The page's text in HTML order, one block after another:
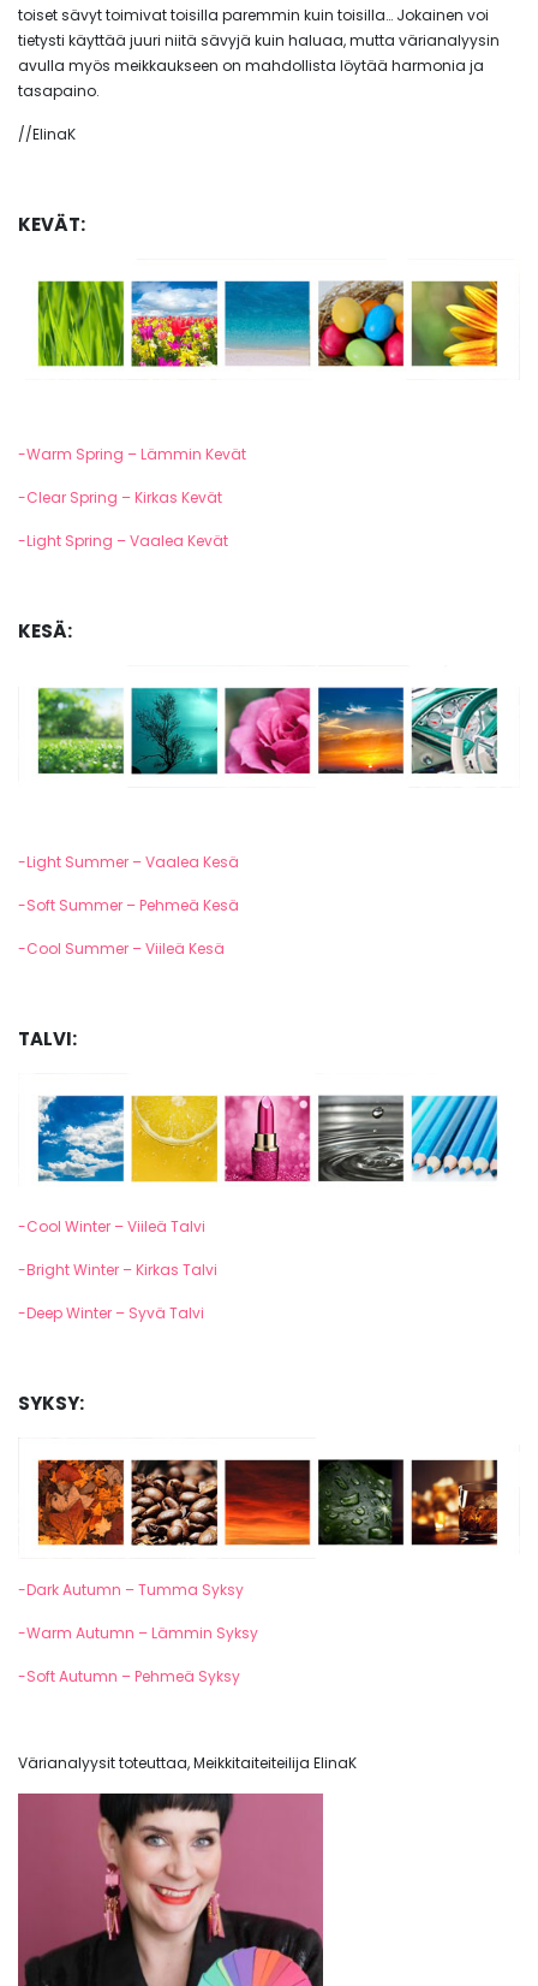
toiset sävyt toimivat toisilla paremmin kuin toisilla… Jokainen voi
tietysti käyttää juuri niitä sävyjä kuin haluaa, mutta värianalyysin
avulla myös meikkaukseen on mahdollista löytää harmonia ja
tasapaino.
//ElinaK
KEVÄT:
-Warm Spring – Lämmin Kevät
-Clear Spring – Kirkas Kevät
-Light Spring – Vaalea Kevät
KESÄ:
-Light Summer – Vaalea Kesä
-Soft Summer – Pehmeä Kesä
-Cool Summer – Viileä Kesä
TALVI:
-Cool Winter – Viileä Talvi
-Bright Winter – Kirkas Talvi
-Deep Winter – Syvä Talvi
SYKSY:
-Dark Autumn – Tumma Syksy
-Warm Autumn – Lämmin Syksy
-Soft Autumn – Pehmeä Syksy
Värianalyysit toteuttaa, Meikkitaiteiteilija ElinaK